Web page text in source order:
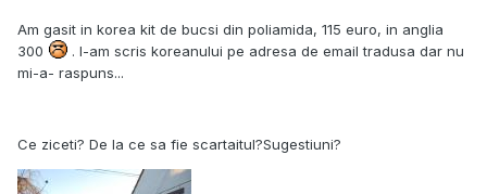
Am gasit in korea kit de bucsi din poliamida, 115 euro, in anglia
300
. I-am scris koreanului pe adresa de email tradusa dar nu
mi-a- raspuns...
Ce ziceti? De la ce sa fie scartaitul?Sugestiuni?